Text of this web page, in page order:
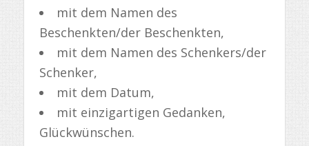
mit dem Namen des
Beschenkten/der Beschenkten,
mit dem Namen des Schenkers/der
Schenker,
mit dem Datum,
mit einzigartigen Gedanken,
Glückwünschen.